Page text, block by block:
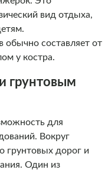
вид отдыха,
составляет от
у костра.
грунтовым
для
Вокруг
дорог и
Один из